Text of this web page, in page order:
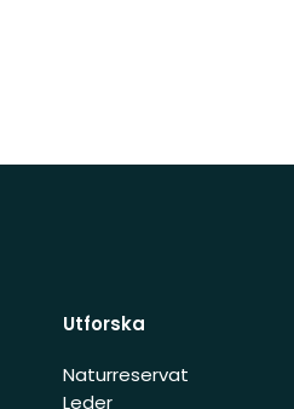
Utforska
Naturreservat
Leder